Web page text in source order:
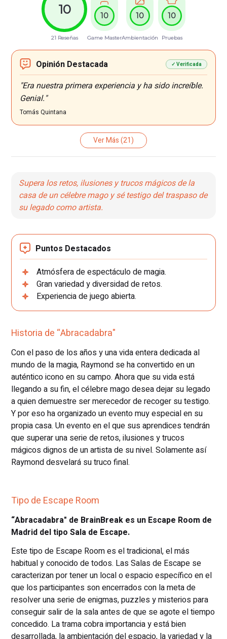
10
21 Reseñas
10
Game Master
10
Ambientación
10
Pruebas
Opinión Destacada ✓ Verificada
"Era nuestra primera experiencia y ha sido increíble.
Genial."
Tomás Quintana
Ver Más(21)
Supera los retos, ilusiones y trucos mágicos de la
casa de un célebre mago y sé testigo del traspaso de
su legado como artista.
Puntos Destacados
Atmósfera de espectáculo de magia.
Gran variedad y diversidad de retos.
Experiencia de juego abierta.
Historia de “Abracadabra"
Con el paso de los años y una vida entera dedicada al
mundo de la magia, Raymond se ha convertido en un
auténtico icono en su campo. Ahora que su vida está
llegando a su fin, el célebre mago desea dejar su legado
a quien demuestre ser merecedor de recoger su testigo.
Y por eso ha organizado un evento muy especial en su
propia casa. Un evento en el que sus aprendices tendrán
que superar una serie de retos, ilusiones y trucos
mágicos dignos de un artista de su nivel. Solamente así
Raymond desvelará su truco final.
Tipo de Escape Room
“Abracadabra" de BrainBreak es un Escape Room de
Madrid del tipo Sala de Escape.
Este tipo de Escape Room es el tradicional, el más
habitual y conocido de todos. Las Salas de Escape se
caracterizan por tener un local o espacio específico en el
que los participantes son encerrados con la meta de
resolver una serie de enigmas, puzzles y misterios para
conseguir salir de la sala antes de que se agote el tiempo
concedido. La trama cobra importancia y está bien
desarrollada, la ambientación del espacio, la variedad y la